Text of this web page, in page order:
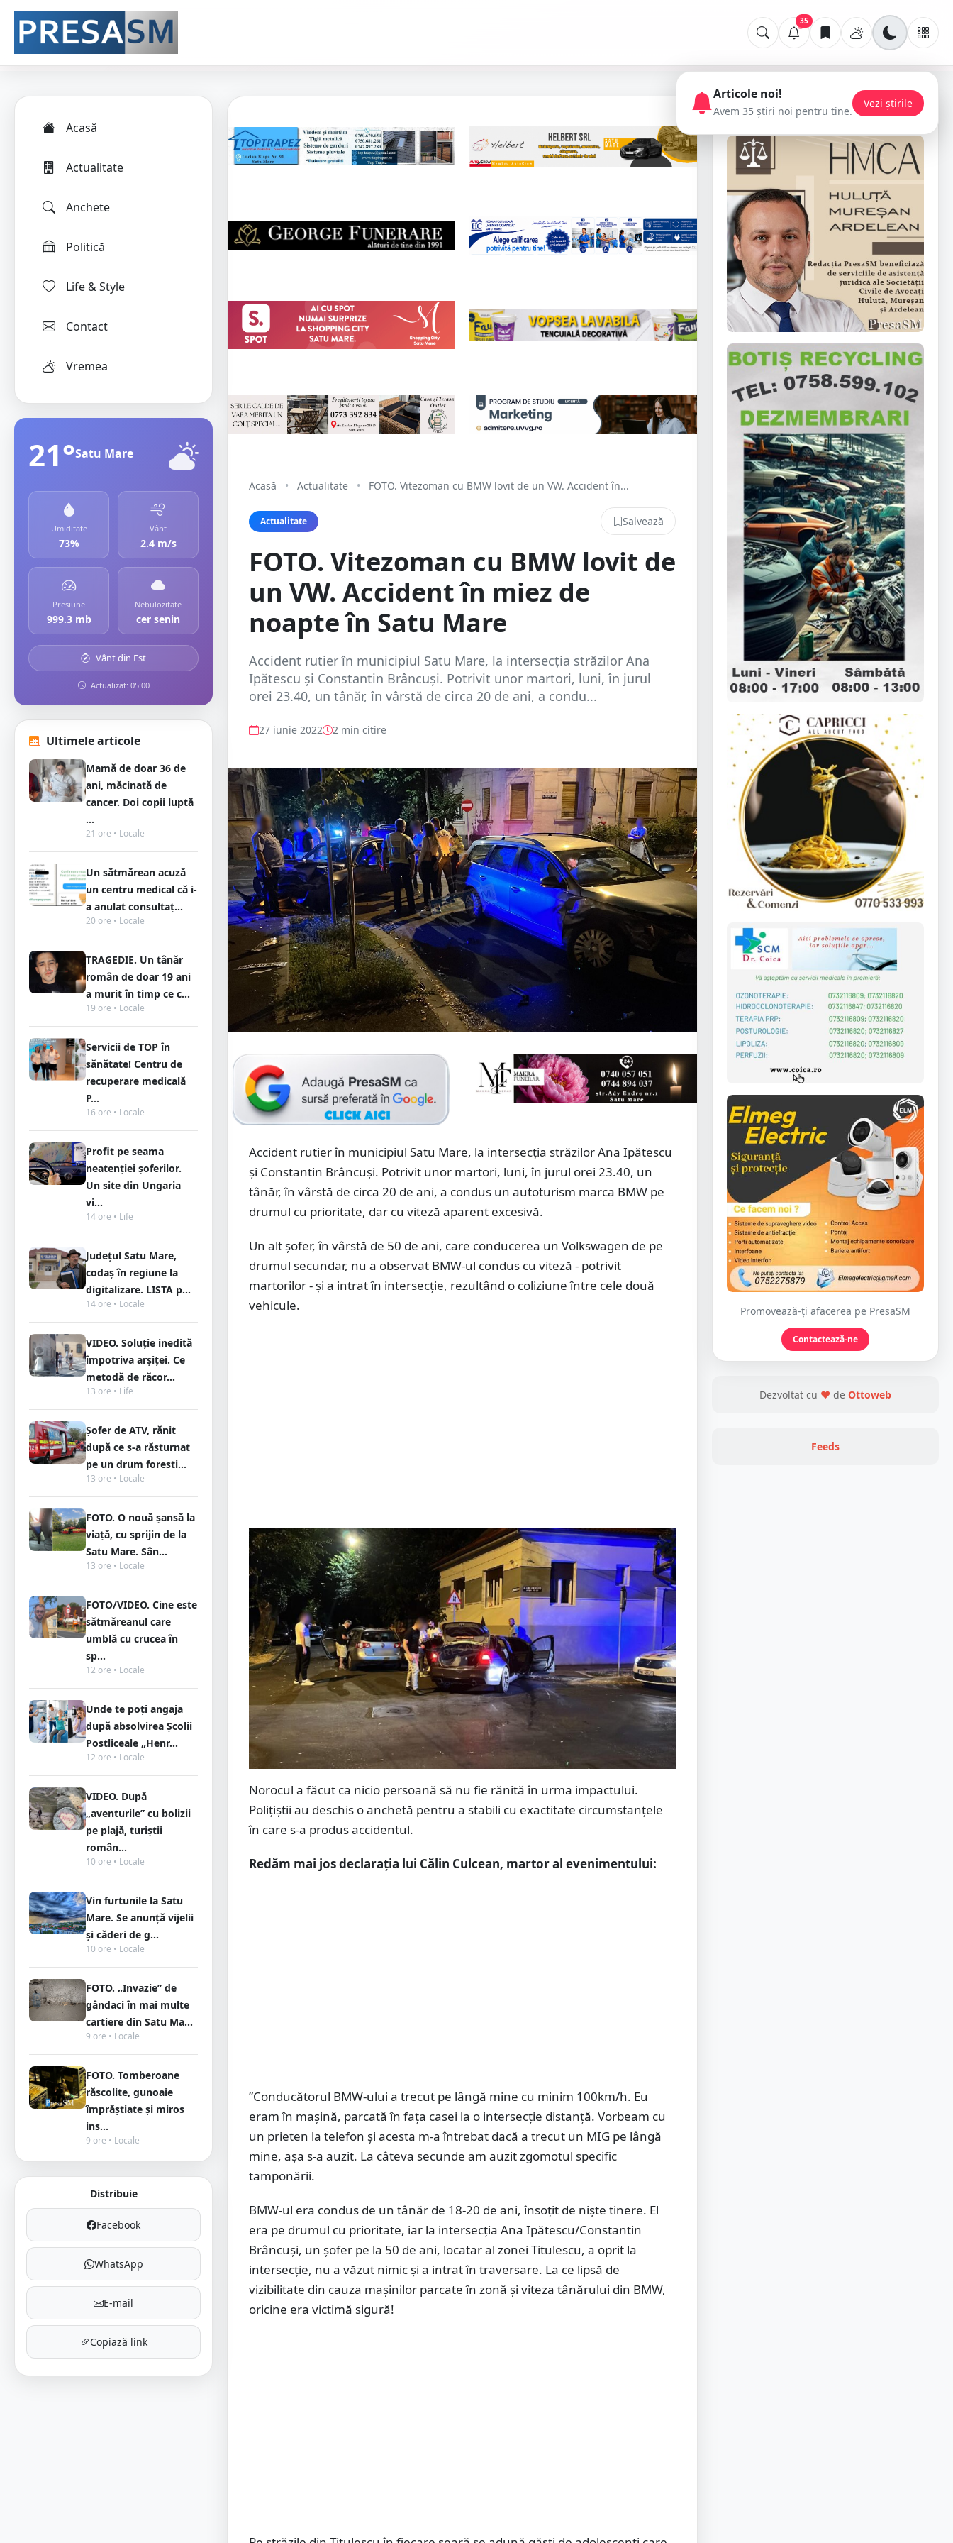
35
Acasă
Actualitate
Anchete
Politică
Life & Style
Contact
Vremea
21°Satu Mare
Umiditate
73%
Vânt
2.4 m/s
Presiune
999.3 mb
Nebulozitate
cer senin
Vânt din Est
Actualizat: 05:00
Ultimele articole
Mamă de doar 36 de
ani, măcinată de
cancer. Doi copii luptă
...
21 ore • Locale
Un sătmărean acuză
un centru medical că i-
a anulat consultaț...
20 ore • Locale
TRAGEDIE. Un tânăr
român de doar 19 ani
a murit în timp ce c...
19 ore • Locale
Servicii de TOP în
sănătate! Centru de
recuperare medicală
P...
16 ore • Locale
Profit pe seama
neatenției șoferilor.
Un site din Ungaria
vi...
14 ore • Life
Județul Satu Mare,
codaș în regiune la
digitalizare. LISTA p...
14 ore • Locale
VIDEO. Soluție inedită
împotriva arșiței. Ce
metodă de răcor...
13 ore • Life
Șofer de ATV, rănit
după ce s-a răsturnat
pe un drum foresti...
13 ore • Locale
FOTO. O nouă șansă la
viață, cu sprijin de la
Satu Mare. Sân...
13 ore • Locale
FOTO/VIDEO. Cine este
sătmăreanul care
umblă cu crucea în
sp...
12 ore • Locale
Unde te poți angaja
după absolvirea Școlii
Postliceale „Henr...
12 ore • Locale
VIDEO. După
„aventurile” cu bolizii
pe plajă, turiștii
român...
10 ore • Locale
Vin furtunile la Satu
Mare. Se anunță vijelii
și căderi de g...
10 ore • Locale
FOTO. „Invazie” de
gândaci în mai multe
cartiere din Satu Ma...
9 ore • Locale
FOTO. Tomberoane
răscolite, gunoaie
împrăștiate și miros
ins...
9 ore • Locale
Distribuie
Facebook
WhatsApp
E-mail
Copiază link
Acasă • Actualitate • FOTO. Vitezoman cu BMW lovit de un VW. Accident în...
Actualitate Salvează
FOTO. Vitezoman cu BMW lovit de
un VW. Accident în miez de
noapte în Satu Mare
Accident rutier în municipiul Satu Mare, la intersecția străzilor Ana
Ipătescu și Constantin Brâncuși. Potrivit unor martori, luni, în jurul
orei 23.40, un tânăr, în vârstă de circa 20 de ani, a condu...
27 iunie 2022 2 min citire
Accident rutier în municipiul Satu Mare, la intersecția străzilor Ana Ipătescu
și Constantin Brâncuși. Potrivit unor martori, luni, în jurul orei 23.40, un
tânăr, în vârstă de circa 20 de ani, a condus un autoturism marca BMW pe
drumul cu prioritate, dar cu viteză aparent excesivă.
Un alt șofer, în vârstă de 50 de ani, care conducerea un Volkswagen de pe
drumul secundar, nu a observat BMW-ul condus cu viteză - potrivit
martorilor - și a intrat în intersecție, rezultând o coliziune între cele două
vehicule.
Norocul a făcut ca nicio persoană să nu fie rănită în urma impactului.
Polițiștii au deschis o anchetă pentru a stabili cu exactitate circumstanțele
în care s-a produs accidentul.
Redăm mai jos declarația lui Călin Culcean, martor al evenimentului:
”Conducătorul BMW-ului a trecut pe lângă mine cu minim 100km/h. Eu
eram în mașină, parcată în fața casei la o intersecție distanță. Vorbeam cu
un prieten la telefon și acesta m-a întrebat dacă a trecut un MIG pe lângă
mine, așa s-a auzit. La câteva secunde am auzit zgomotul specific
tamponării.
BMW-ul era condus de un tânăr de 18-20 de ani, însoțit de niște tinere. El
era pe drumul cu prioritate, iar la intersecția Ana Ipătescu/Constantin
Brâncuși, un șofer pe la 50 de ani, locatar al zonei Titulescu, a oprit la
intersecție, nu a văzut nimic și a intrat în traversare. La ce lipsă de
vizibilitate din cauza mașinilor parcate în zonă și viteza tânărului din BMW,
oricine era victimă sigură!
📢 Publicitate
Promovează-ți afacerea pe PresaSM
Contactează-ne
Dezvoltat cu ❤ de Ottoweb
Feeds
Articole noi!
Avem 35 știri noi pentru tine.
Vezi știrile